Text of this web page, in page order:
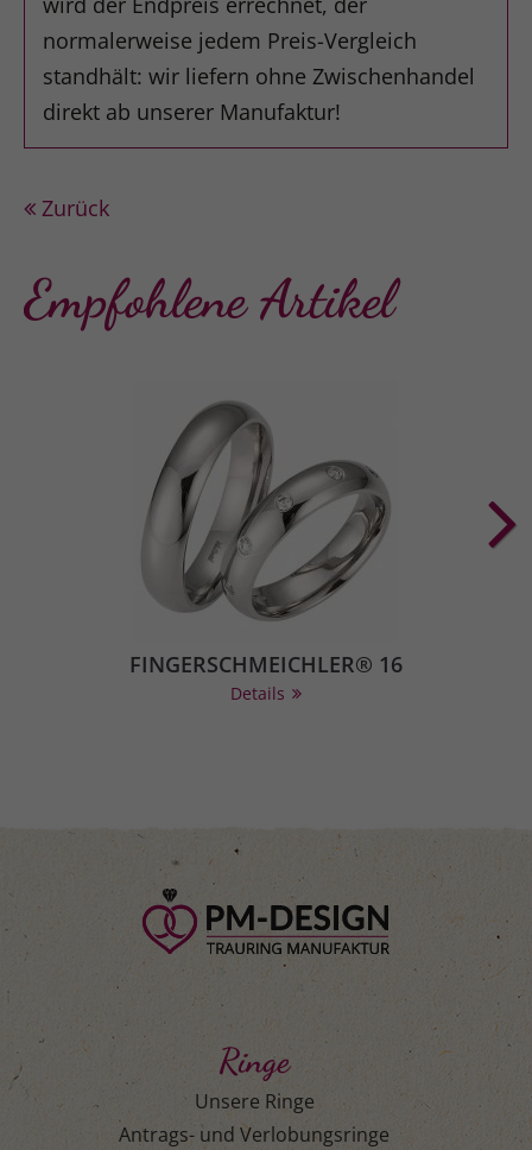
normalerweise jedem Preis-Vergleich
standhält: wir liefern ohne Zwischenhandel
direkt ab unserer Manufaktur!
Zurück
Empfohlene Artikel
FINGERSCHMEICHLER® 16
Details
Ringe
Unsere Ringe
Antrags- und Verlobungsringe